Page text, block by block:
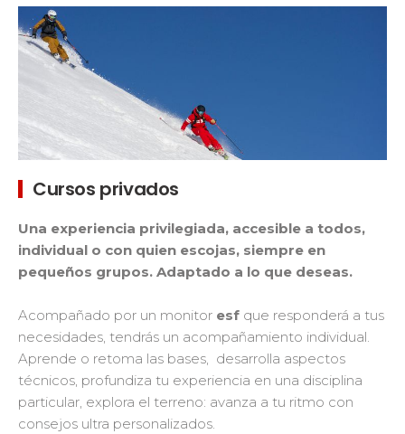
Cursos privados
Una experiencia privilegiada, accesible a todos,
individual o con quien escojas, siempre en
pequeños grupos. Adaptado a lo que deseas.
Acompañado por un monitor esf que responderá a tus
necesidades, tendrás un acompañamiento individual.
Aprende o retoma las bases, desarrolla aspectos
técnicos, profundiza tu experiencia en una disciplina
particular, explora el terreno: avanza a tu ritmo con
consejos ultra personalizados.